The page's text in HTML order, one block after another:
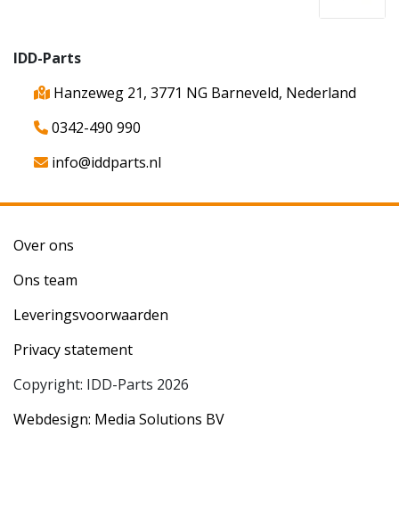
IDD-Parts
Hanzeweg 21, 3771 NG Barneveld, Nederland
0342-490 990
info@iddparts.nl
Over ons
Ons team
Leveringsvoorwaarden
Privacy statement
Copyright: IDD-Parts 2026
Webdesign: Media Solutions BV